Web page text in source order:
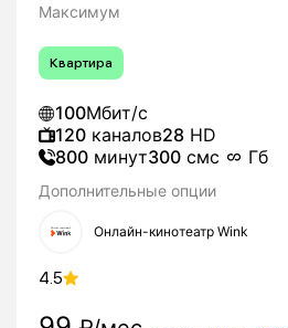
Максимум
Квартира
100Мбит/с
120 каналов28 HD
800 минут300 смс Гб
Дополнительные опции
Онлайн-кинотеатр Wink
4.5